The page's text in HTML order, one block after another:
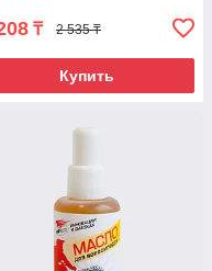
₸ 2 535 ₸
Купить